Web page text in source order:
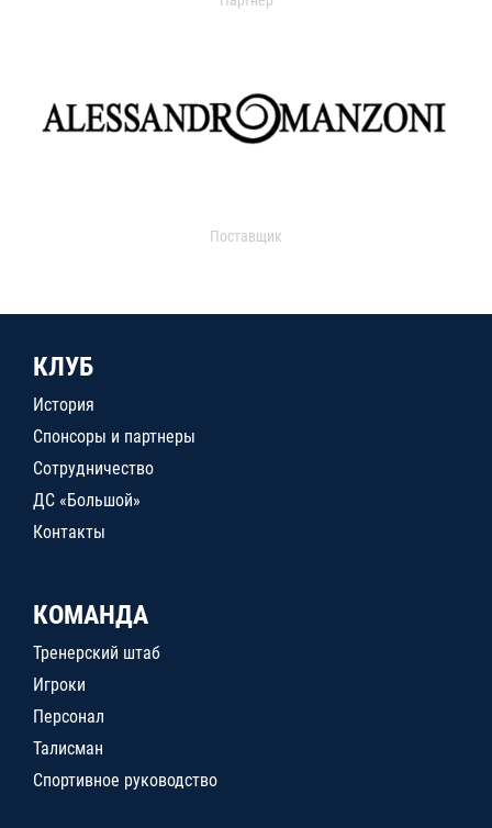
Поставщик
КЛУБ
История
Спонсоры и партнеры
Сотрудничество
ДС «Большой»
Контакты
КОМАНДА
Тренерский штаб
Игроки
Персонал
Талисман
Спортивное руководство